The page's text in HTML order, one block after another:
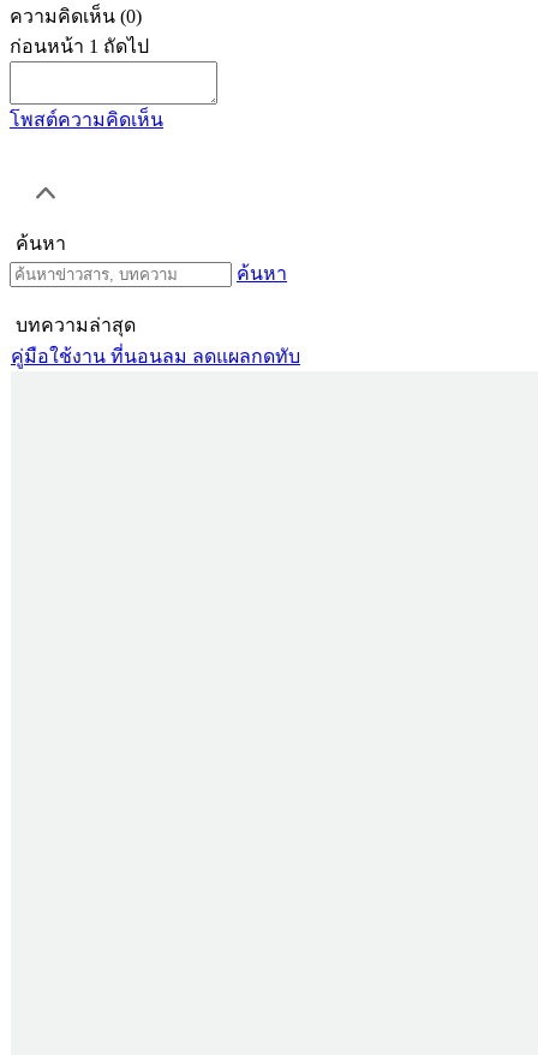
ความคิดเห็น (0)
ก่อนหน้า 1 ถัดไป
โพสต์ความคิดเห็น
ค้นหา
ค้นหา
บทความล่าสุด
คู่มือใช้งาน ที่นอนลม ลดแผลกดทับ